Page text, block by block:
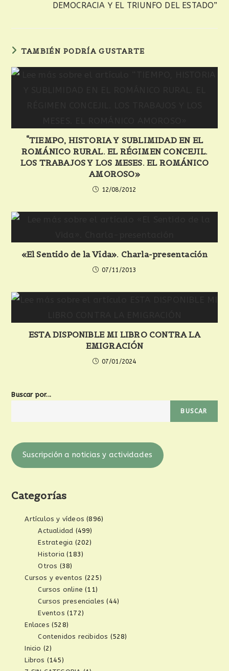
DEMOCRACIA Y EL TRIUNFO DEL ESTADO”
TAMBIÉN PODRÍA GUSTARTE
“TIEMPO, HISTORIA Y SUBLIMIDAD EN EL
ROMÁNICO RURAL. EL RÉGIMEN CONCEJIL.
LOS TRABAJOS Y LOS MESES. EL ROMÁNICO
AMOROSO»
12/08/2012
«El Sentido de la Vida». Charla-presentación
07/11/2013
ESTA DISPONIBLE MI LIBRO CONTRA LA
EMIGRACIÓN
07/01/2024
Buscar por...
BUSCAR
Suscripción a noticias y actividades
Categorías
Artículos y vídeos (896)
Actualidad (499)
Estrategia (202)
Historia (183)
Otros (38)
Cursos y eventos (225)
Cursos online (11)
Cursos presenciales (44)
Eventos (172)
Enlaces (528)
Contenidos recibidos (528)
Inicio (2)
Libros (145)